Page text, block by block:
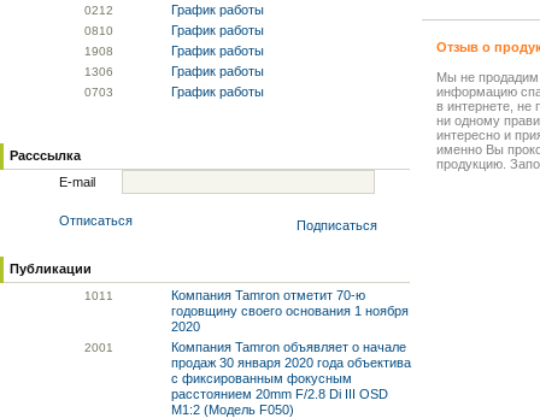
0212 График работы
0810 График работы
1908 График работы
1306 График работы
0703 График работы
Расссылка
E-mail
Отписаться Подписаться
Публикации
1011
Компания Tamron отметит 70-ю
годовщину своего основания 1 ноября
2020
2001
Компания Tamron объявляет о начале
продаж 30 января 2020 года объектива
с фиксированным фокусным
расстоянием 20mm F/2.8 Di III OSD
M1:2 (Модель F050)
Отзыв о
Мы не
информацию
в интернете, не
ни одному
интересно и
именно Вы
продукцию.